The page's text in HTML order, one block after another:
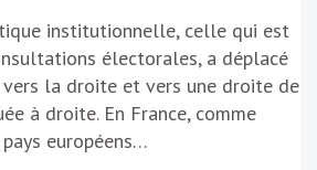
institutionnelle, celle qui est
électorales, a déplacé
la droite et vers une droite de
à droite. En France, comme
européens…